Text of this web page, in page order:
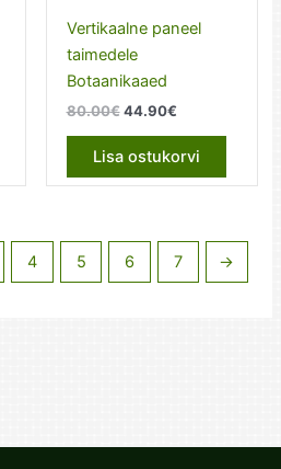
Vertikaalne paneel
taimedele
Botaanikaaed
80.00€ Algne
80.00€.
44.90€Current
44.90€.
Lisa ostukorvi
4 5 6 7 →